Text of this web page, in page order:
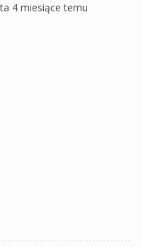
4 miesiące temu